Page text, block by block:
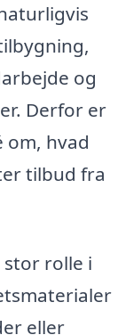
og
Derfor er
om, hvad
tilbud fra
rolle i
eller